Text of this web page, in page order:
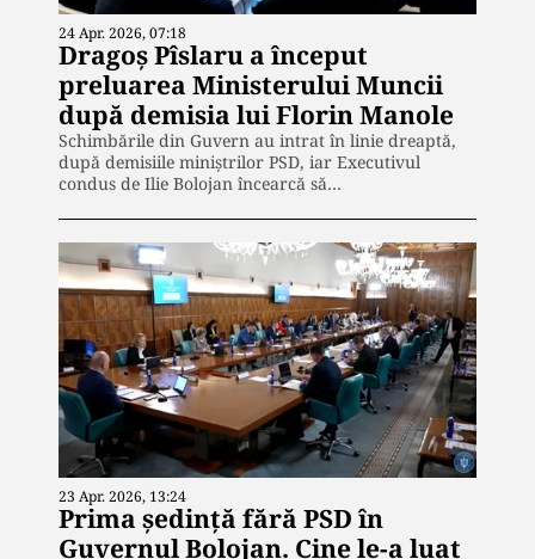
24 Apr. 2026, 07:18
Dragoș Pîslaru a început
preluarea Ministerului Muncii
după demisia lui Florin Manole
Schimbările din Guvern au intrat în linie dreaptă,
după demisiile miniștrilor PSD, iar Executivul
condus de Ilie Bolojan încearcă să…
23 Apr. 2026, 13:24
Prima ședință fără PSD în
Guvernul Bolojan. Cine le-a luat